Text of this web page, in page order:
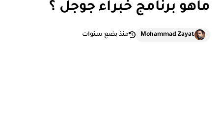
ماهو برنامج خبراء جوجل ؟
Mohammad Zayat منذ بضع سنوات